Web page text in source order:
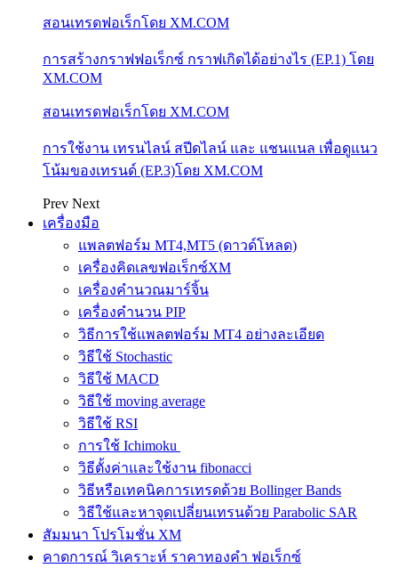
สอนเทรดฟอเร็กโดย XM.COM
การสร้างกราฟฟอเร็กซ์ กราฟเกิดได้อย่างไร (EP.1) โดย
XM.COM
สอนเทรดฟอเร็กโดย XM.COM
การใช้งาน เทรนไลน์ สปีดไลน์ และ แชนแนล เพื่อดูแนว
โน้มของเทรนด์ (EP.3)โดย XM.COM
Prev Next
เครื่องมือ
แพลตฟอร์ม MT4,MT5 (ดาวด์โหลด)
เครื่องคิดเลขฟอเร็กซ์XM
เครื่องคำนวณมาร์จิ้น
เครื่องคำนวน PIP
วิธีการใช้แพลตฟอร์ม MT4 อย่างละเอียด
วิธีใช้ Stochastic
วิธีใช้ MACD
วิธีใช้ moving average
วิธีใช้ RSI
การใช้ Ichimoku
วิธีตั้งค่าและใช้งาน fibonacci
วิธีหรือเทคนิคการเทรดด้วย Bollinger Bands
วิธีใช้และหาจุดเปลี่ยนเทรนด้วย Parabolic SAR
สัมมนา โปรโมชั่น XM
คาดการณ์ วิเคราะห์ ราคาทองคำ ฟอเร็กซ์